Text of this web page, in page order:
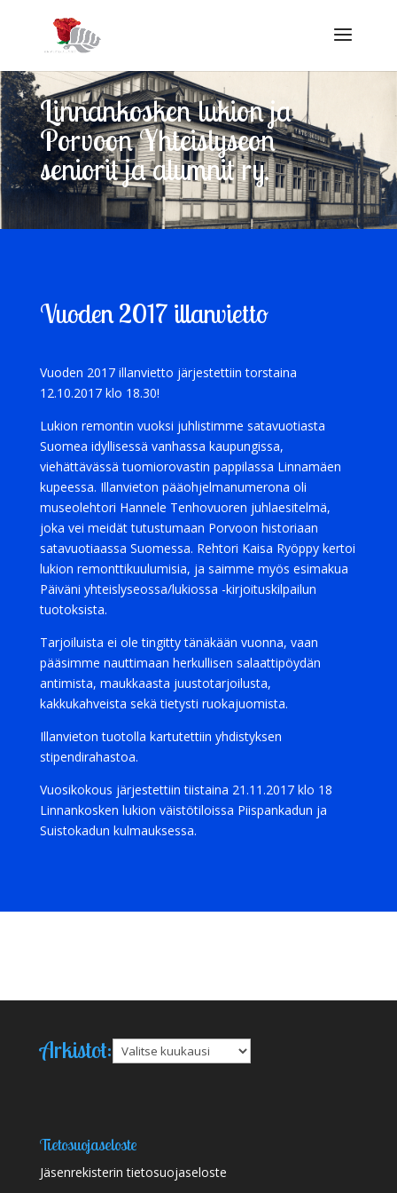
Linnankosken lukion ja
Porvoon Yhteislyseon
seniorit ja alumnit ry.
Vuoden 2017 illanvietto
Vuoden 2017 illanvietto järjestettiin torstaina
12.10.2017 klo 18.30!
Lukion remontin vuoksi juhlistimme satavuotiasta
Suomea idyllisessä vanhassa kaupungissa,
viehättävässä tuomiorovastin pappilassa Linnamäen
kupeessa. Illanvieton pääohjelmanumerona oli
museolehtori Hannele Tenhovuoren juhlaesitelmä,
joka vei meidät tutustumaan Porvoon historiaan
satavuotiaassa Suomessa. Rehtori Kaisa Ryöppy kertoi
lukion remonttikuulumisia, ja saimme myös esimakua
Päiväni yhteislyseossa/lukiossa -kirjoituskilpailun
tuotoksista.
Tarjoiluista ei ole tingitty tänäkään vuonna, vaan
pääsimme nauttimaan herkullisen salaattipöydän
antimista, maukkaasta juustotarjoilusta,
kakkukahveista sekä tietysti ruokajuomista.
Illanvieton tuotolla kartutettiin yhdistyksen
stipendirahastoa.
Vuosikokous järjestettiin tiistaina 21.11.2017 klo 18
Linnankosken lukion väistötiloissa Piispankadun ja
Suistokadun kulmauksessa.
Arkistot: Arkistot
Tietosuojaseloste
Jäsenrekisterin tietosuojaseloste